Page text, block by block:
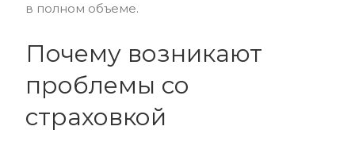
в полном объеме.
Почему возникают
проблемы со
страховкой